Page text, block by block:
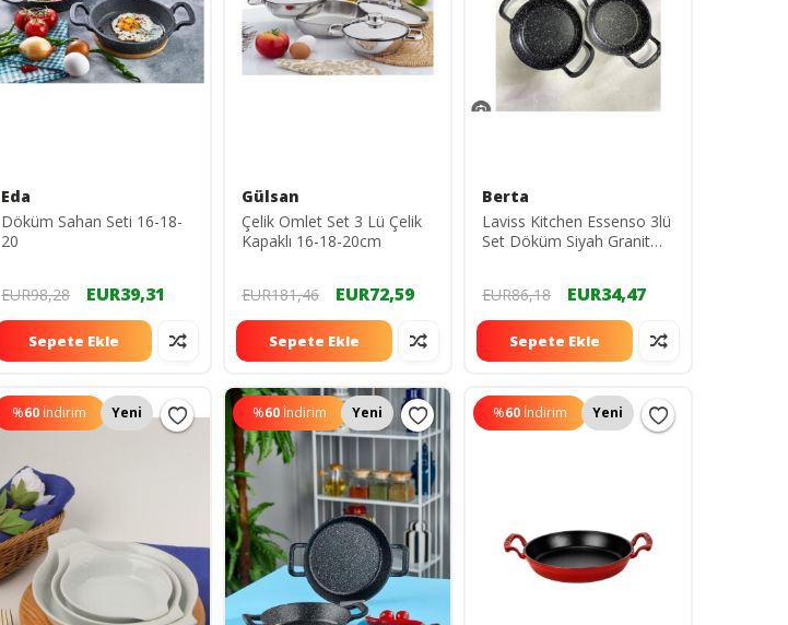
Eda
Döküm Sahan Seti 16-18-
20
EUR98,28 EUR39,31
Sepete Ekle
Gülsan
Çelik Omlet Set 3 Lü Çelik
Kapaklı 16-18-20cm
EUR181,46 EUR72,59
Sepete Ekle
Berta
Laviss Kitchen Essenso 3lü
Set Döküm Siyah Granit
EUR86,18 EUR34,47
Sepete Ekle
%60 İndirim Yeni %60 İndirim Yeni %60 İndirim Yeni